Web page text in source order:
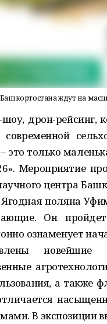
ждут на
шоу, дрон-рейсинг,
современной
это только
Мероприятие
центра
Ягодная поляна
Он
ознаменует
новейшие
а также
В экспозиции